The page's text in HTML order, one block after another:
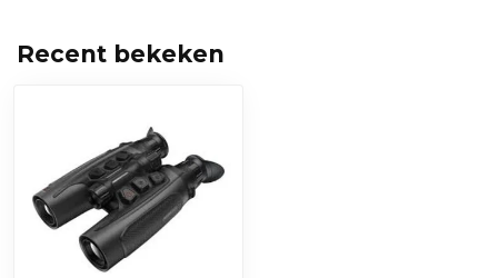
Recent bekeken